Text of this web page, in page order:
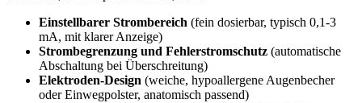
Einstellbarer⁣ Strombereich (fein dosierbar, typisch 0,1-3
mA, mit klarer Anzeige)
Strombegrenzung und Fehlerstromschutz (automatische
Abschaltung bei Überschreitung)
Elektroden-Design (weiche, hypoallergene Augenbecher
oder Einwegpolster, anatomisch passend)